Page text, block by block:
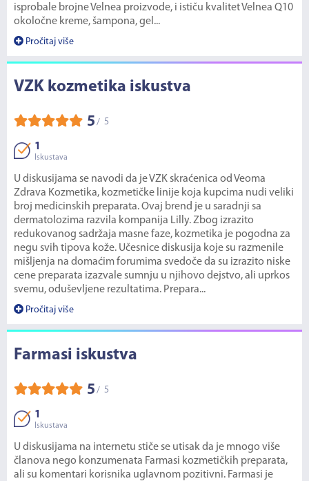
isprobale brojne Velnea proizvode, i ističu kvalitet Velnea Q10
okoločne kreme, šampona, gel...
Pročitaj više
VZK kozmetika iskustva
5 / 5
1
Iskustava
U diskusijama se navodi da je VZK skraćenica od Veoma
Zdrava Kozmetika, kozmetičke linije koja kupcima nudi veliki
broj medicinskih preparata. Ovaj brend je u saradnji sa
dermatolozima razvila kompanija Lilly. Zbog izrazito
redukovanog sadržaja masne faze, kozmetika je pogodna za
negu svih tipova kože. Učesnice diskusija koje su razmenile
mišljenja na domaćim forumima svedoče da su izrazito niske
cene preparata izazvale sumnju u njihovo dejstvo, ali uprkos
svemu, oduševljene rezultatima. Prepara...
Pročitaj više
Farmasi iskustva
5 / 5
1
Iskustava
U diskusijama na internetu stiče se utisak da je mnogo više
članova nego konzumenata Farmasi kozmetičkih preparata,
ali su komentari korisnika uglavnom pozitivni. Farmasi je